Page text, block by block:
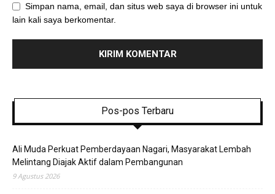
Simpan nama, email, dan situs web saya di browser ini untuk
lain kali saya berkomentar.
Pos-pos Terbaru
Ali Muda Perkuat Pemberdayaan Nagari, Masyarakat Lembah
Melintang Diajak Aktif dalam Pembangunan
9 Agustus 2026